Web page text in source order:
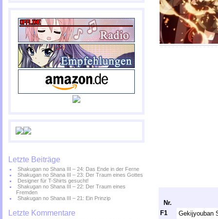
Nr.
F1
Gekijyouban
Letzte Beiträge
Shakugan no Shana III – 24: Das Ende in der Ferne
Shakugan no Shana III – 23: Der Traum eines Gottes
Designer für T-Shirts gesucht!
Shakugan no Shana III – 22: Der Traum eines
Fremden
Shakugan no Shana III – 21: Ein Prinzip
Letzte Kommentare